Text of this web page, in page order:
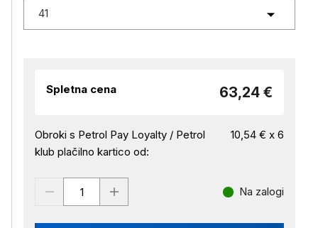
41
Spletna cena 63,24 €
Obroki s Petrol Pay Loyalty / Petrol
klub plačilno kartico od:
10,54 € x 6
Na zalogi